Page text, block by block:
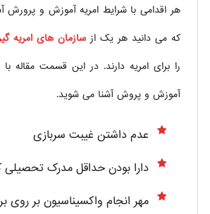
هر اقدامی با شرایط امریه آموزش و پرورش
که می دانید هر یک از سازمان های امریه
را برای امریه دارند. در این قسمت مقاله
آموزش و پروش آشنا می شوید.
عدم داشتن غیبت سربازی
دارا بودن حداقل مدرک تحصیلی
مهر انجام واکسیناسیون بر روی